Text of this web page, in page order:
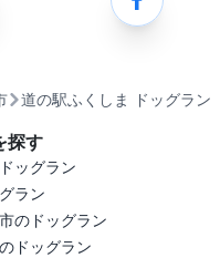
道の駅ふくしま ドッグラン
探す
ッグラン
ラン
のドッグラン
ドッグラン